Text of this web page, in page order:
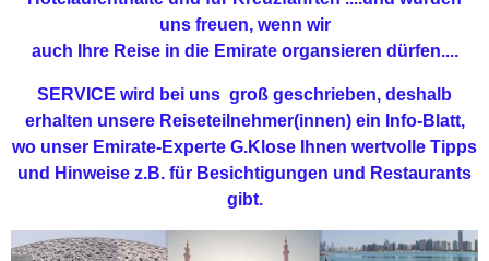
uns freuen, wenn wir
auch Ihre Reise in die Emirate organsieren dürfen....
SERVICE wird bei uns groß geschrieben, deshalb
erhalten unsere Reiseteilnehmer(innen) ein Info-Blatt,
wo unser Emirate-Experte G.Klose Ihnen wertvolle Tipps
und Hinweise z.B. für Besichtigungen und Restaurants
gibt.